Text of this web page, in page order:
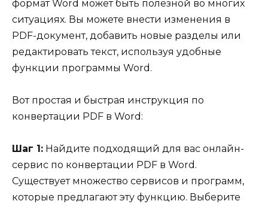
формат Word может быть полезной во многих
ситуациях. Вы можете внести изменения в
PDF-документ, добавить новые разделы или
редактировать текст, используя удобные
функции программы Word.
Вот простая и быстрая инструкция по
конвертации PDF в Word:
Шаг 1: Найдите подходящий для вас онлайн-
сервис по конвертации PDF в Word.
Существует множество сервисов и программ,
которые предлагают эту функцию. Выберите